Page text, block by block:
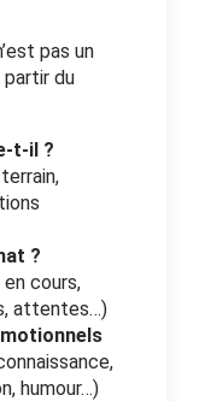
pas un
du
t-il ?
?
cours,
attentes…)
humour…)